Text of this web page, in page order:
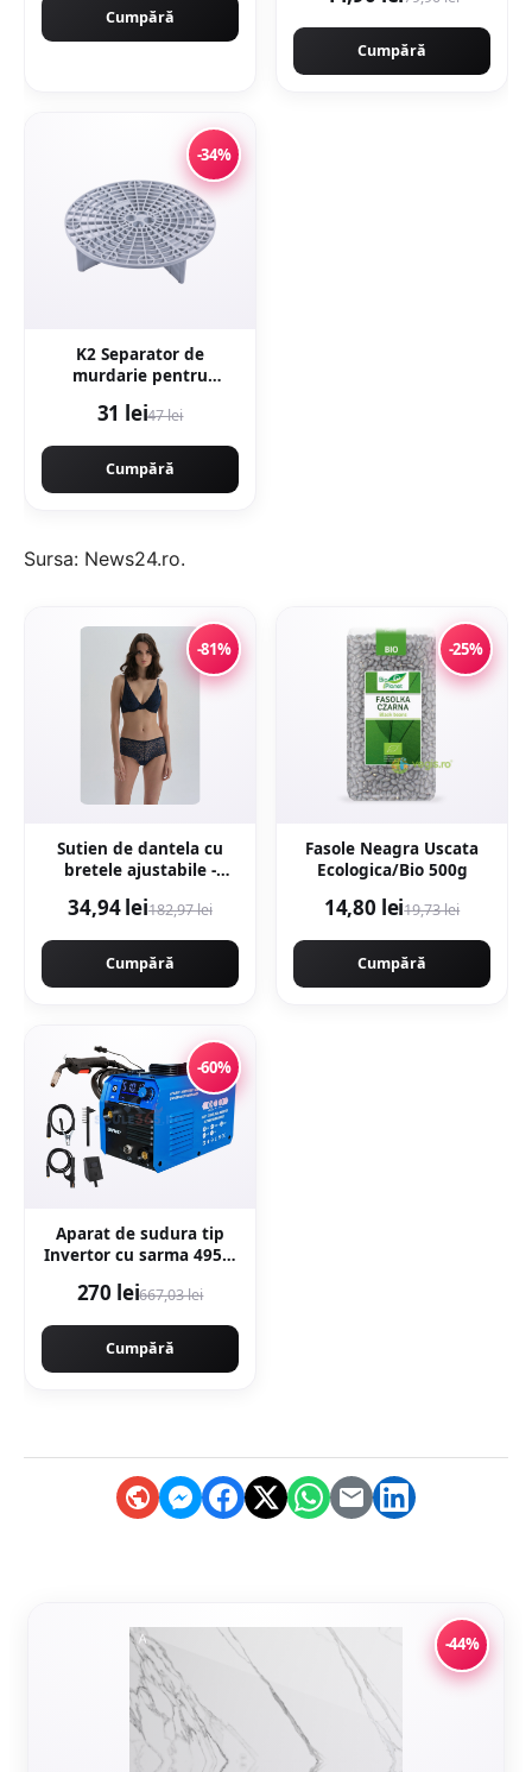
Motoyama Japan
CMP1312
Cumpără
Cumpără
-34%
K2 Separator de
murdarie pentru
31 lei47 lei
Cumpără
Sursa: News24.ro.
-81%
Sutien de dantela cu
bretele ajustabile -
34,94 lei182,97 lei
Cumpără
-25%
Fasole Neagra Uscata
Ecologica/Bio 500g
14,80 lei19,73 lei
Cumpără
-60%
Aparat de sudura tip
Invertor cu sarma 495A,
LIFT optional) afisaj
MASH IGBT TEHNOLOGY
ULTRA HYBRID POWER,
270 lei667,03 lei
Cumpără
-44%